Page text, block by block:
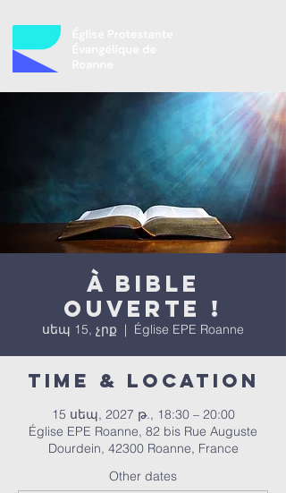
À bible
ouverte !
սեպ 15, չրք
  |
Église EPE Roanne
Time & Location
15 սեպ, 2027 թ., 18:30 – 20:00
Église EPE Roanne, 82 bis Rue Auguste
Dourdein, 42300 Roanne, France
Other dates